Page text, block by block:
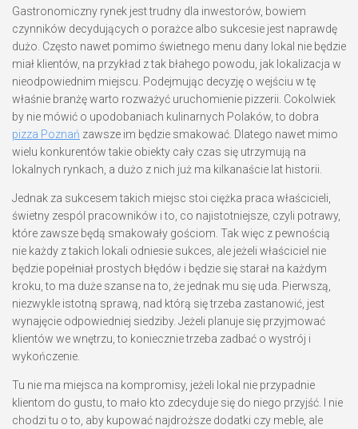
Gastronomiczny rynek jest trudny dla inwestorów, bowiem
czynników decydujących o porażce albo sukcesie jest naprawdę
dużo. Często nawet pomimo świetnego menu dany lokal nie będzie
miał klientów, na przykład z tak błahego powodu, jak lokalizacja w
nieodpowiednim miejscu. Podejmując decyzję o wejściu w tę
właśnie branżę warto rozważyć uruchomienie pizzerii. Cokolwiek
by nie mówić o upodobaniach kulinarnych Polaków, to dobra
pizza Poznań zawsze im będzie smakować. Dlatego nawet mimo
wielu konkurentów takie obiekty cały czas się utrzymują na
lokalnych rynkach, a dużo z nich już ma kilkanaście lat historii.
Jednak za sukcesem takich miejsc stoi ciężka praca właścicieli,
świetny zespól pracowników i to, co najistotniejsze, czyli potrawy,
które zawsze będą smakowały gościom. Tak więc z pewnością
nie każdy z takich lokali odniesie sukces, ale jeżeli właściciel nie
będzie popełniał prostych błędów i będzie się starał na każdym
kroku, to ma duże szanse na to, że jednak mu się uda. Pierwszą,
niezwykle istotną sprawą, nad którą się trzeba zastanowić, jest
wynajęcie odpowiedniej siedziby. Jeżeli planuje się przyjmować
klientów we wnętrzu, to koniecznie trzeba zadbać o wystrój i
wykończenie.
Tu nie ma miejsca na kompromisy, jeżeli lokal nie przypadnie
klientom do gustu, to mało kto zdecyduje się do niego przyjść. I nie
chodzi tu o to, aby kupować najdroższe dodatki czy meble, ale